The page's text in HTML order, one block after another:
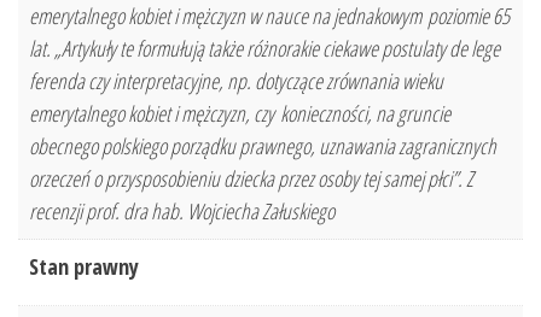
emerytalnego kobiet i mężczyzn w nauce na jednakowym poziomie 65
lat. „Artykuły te formułują także różnorakie ciekawe postulaty de lege
ferenda czy interpretacyjne, np. dotyczące zrównania wieku
emerytalnego kobiet i mężczyzn, czy konieczności, na gruncie
obecnego polskiego porządku prawnego, uznawania zagranicznych
orzeczeń o przysposobieniu dziecka przez osoby tej samej płci”. Z
recenzji prof. dra hab. Wojciecha Załuskiego
Stan prawny